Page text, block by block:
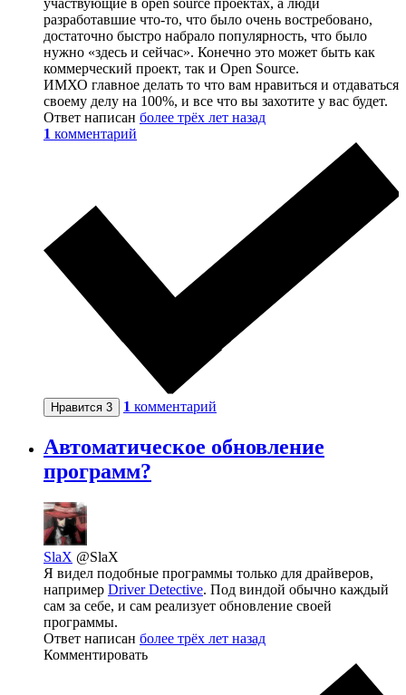
разработавшие что-то, что было очень востребовано,
достаточно быстро набрало популярность, что было
нужно «здесь и сейчас». Конечно это может быть как
коммерческий проект, так и Open Source.
ИМХО главное делать то что вам нравиться и отдаваться
своему делу на 100%, и все что вы захотите у вас будет.
Ответ написан более трёх лет назад
1 комментарий
Нравится 3 1 комментарий
Автоматическое обновление
программ?
SlaX @SlaX
Я видел подобные программы только для драйверов,
например Driver Detective. Под виндой обычно каждый
сам за себе, и сам реализует обновление своей
программы.
Ответ написан более трёх лет назад
Комментировать